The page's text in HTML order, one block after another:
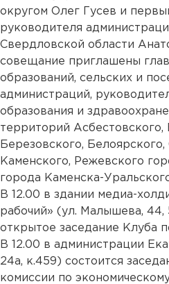
округом Олег Гусев и
руководителя
Свердловской области
совещание приглашены
образований, сельских и
администраций,
образования и
территорий Асбестовского,
Березовского, Белоярского,
Каменского, Режевского
города Каменска-
В 12.00 в здании медиа-
рабочий» (ул. Малышева, 44,
открытое заседание Клуба
В 12.00 в администрации
24а, к.459) состоится
комиссии по